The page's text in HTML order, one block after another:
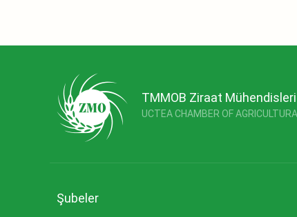
TMMOB Ziraat Mühendisleri
UCTEA CHAMBER OF
Şubeler